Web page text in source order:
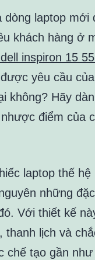
dòng laptop
khách hàng ở
inspiron 15
yêu cầu
không? Hãy
điểm của
laptop thế
những
Với thiết kế
thanh lịch và
chế tạo gần